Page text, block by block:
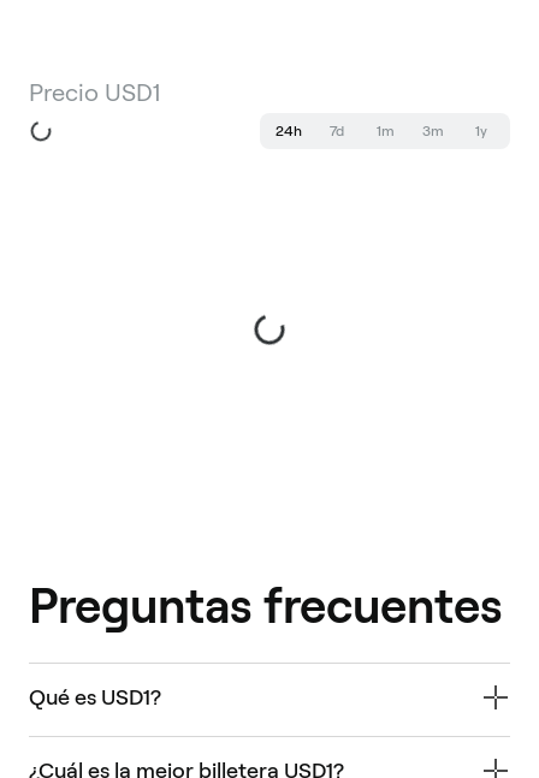
Precio USD1
24h 7d 1m 3m 1y
Preguntas frecuentes
Qué es USD1?
¿Cuál es la mejor billetera USD1?